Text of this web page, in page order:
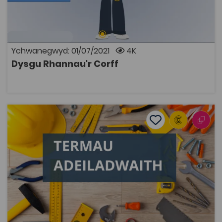
Ychwanegwyd: 01/07/2021 4K
Dysgu Rhannau'r Corff
corff i ddefnyddwyr yn Gymraeg. Mae cyfle i ymarfer
labeli'r corff ac i ddysgu am y termau lluosog.
AGOR
Termau Adeiladwaith
Add to favourites
Dyddiad cyhoeddi: 2016 Add to favourites
Termau Adeiladwaith
5.1K
Dwyieithog
Tagiau
Adeiladwaith
Addysg Ôl-16
Adnodd Coleg Cymraeg
Rhestr o dermau dwyieithog safonol ar gyfer y sector